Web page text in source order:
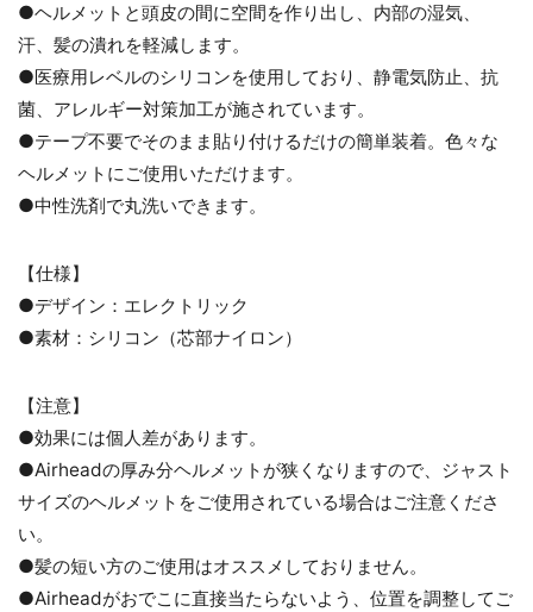
●ヘルメットと頭皮の間に空間を作り出し、内部の湿気、
汗、髪の潰れを軽減します。
●医療用レベルのシリコンを使用しており、静電気防止、抗
菌、アレルギー対策加工が施されています。
●テープ不要でそのまま貼り付けるだけの簡単装着。色々な
ヘルメットにご使用いただけます。
●中性洗剤で丸洗いできます。
【仕様】
●デザイン：エレクトリック
●素材：シリコン（芯部ナイロン）
【注意】
●効果には個人差があります。
●Airheadの厚み分ヘルメットが狭くなりますので、ジャスト
サイズのヘルメットをご使用されている場合はご注意くださ
い。
●髪の短い方のご使用はオススメしておりません。
●Airheadがおでこに直接当たらないよう、位置を調整してご